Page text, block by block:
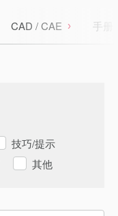
CAD / CAE 手册
技巧/提示
其他